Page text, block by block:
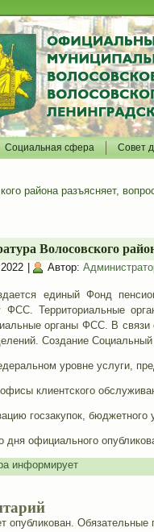
Социальная сфера Совет
района разъясняет,
Волосовского
Автор:
единый Фонд
ФСС. Территориальные
органы ФСС. В
Создание
уровне услуги,
клиентского
госзакупок, бюджетного
дня официального
информирует
опубликован. Обязательные